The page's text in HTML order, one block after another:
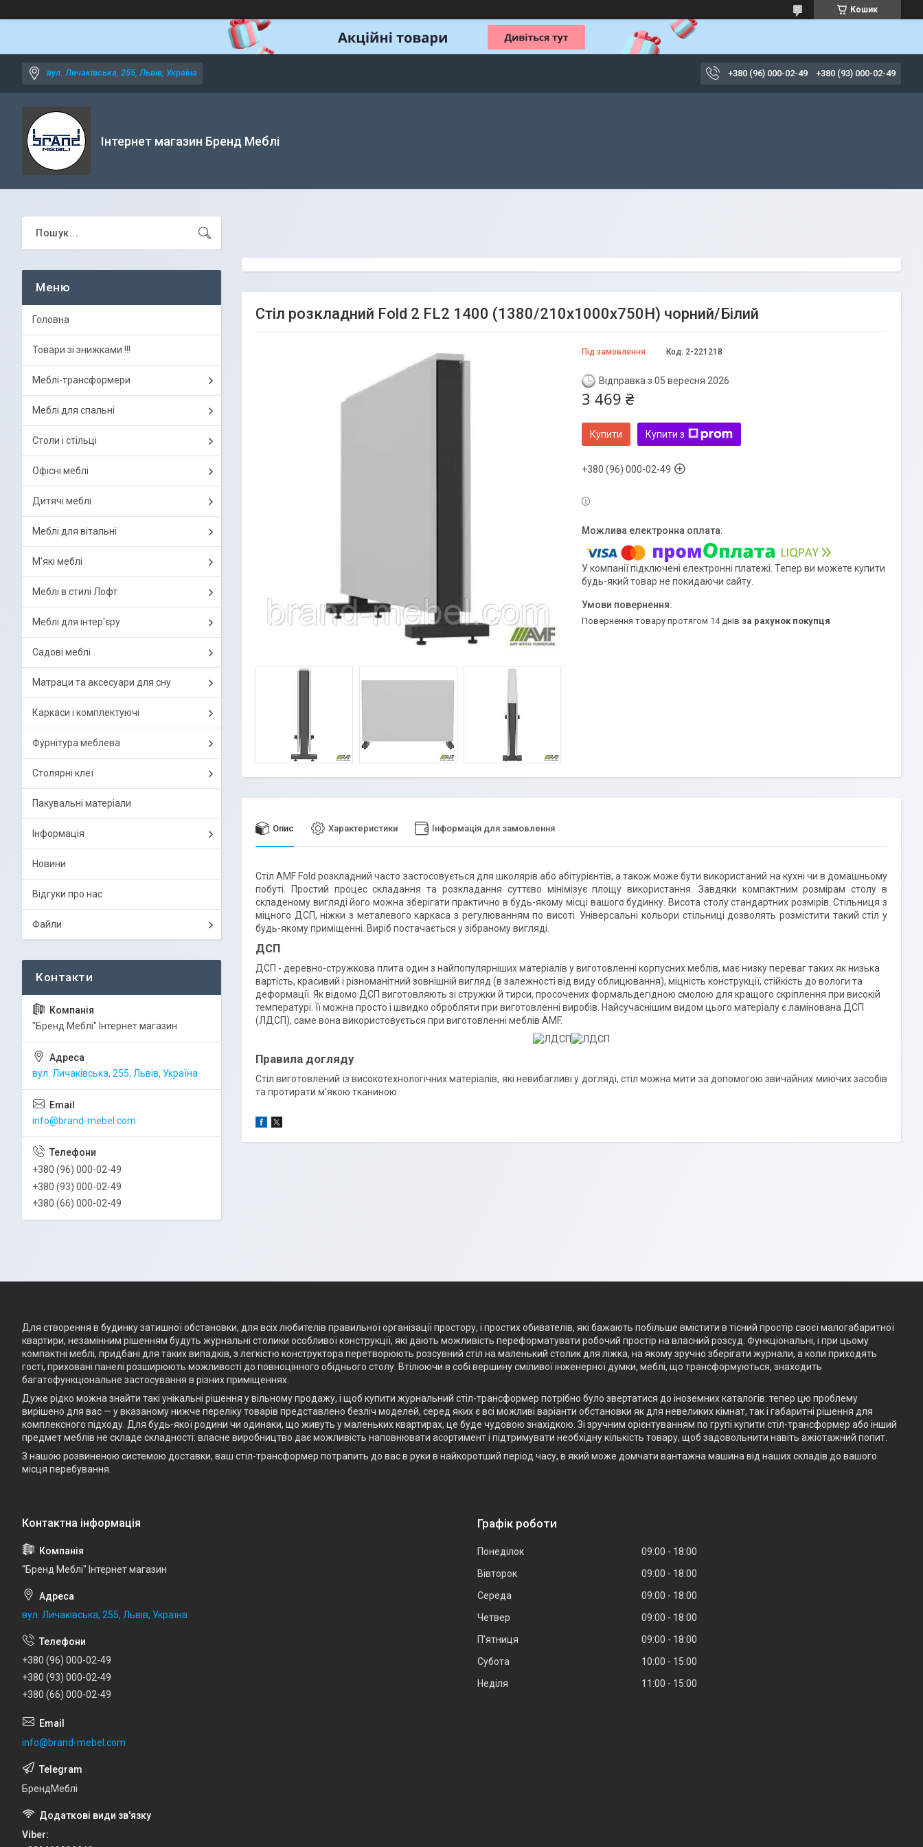
Кошик
вул. Личаківська, 255, Львів, Україна +380 (96) 000-02-49 +380 (93) 000-02-49
Інтернет магазин Бренд Меблі
Стіл розкладний Fold 2 FL2 1400 (1380/210х1000х750Н) чорний/Білий
Під замовлення Код: 2-221218
Відправка з 05 вересня 2026
3 469 ₴
Купити Купити з
+380 (96) 000-02-49
У компанії підключені електронні платежі. Тепер ви можете купити
будь-який товар не покидаючи сайту.
повернення товару протягом 14 днів за рахунок покупця
Опис Характеристики Інформація для замовлення
Стіл AMF Fold розкладний часто застосовується для школярів або абітурієнтів, а також може бути використаний на кухні чи в домашньому
побуті. Простий процес складання та розкладання суттєво мінімізує площу використання. Завдяки компактним розмірам столу в
складеному вигляді його можна зберігати практично в будь-якому місці вашого будинку. Висота столу стандартних розмірів. Стільниця з
міцного ДСП, ніжки з металевого каркаса з регулюванням по висоті. Універсальні кольори стільниці дозволять розмістити такий стіл у
будь-якому приміщенні. Виріб постачається у зібраному вигляді.
ДСП
ДСП - деревно-стружкова плита один з найпопулярніших матеріалів у виготовленні корпусних меблів, має низку переваг таких як низька
вартість, красивий і різноманітний зовнішній вигляд (в залежності від виду облицювання), міцність конструкції, стійкість до вологи та
деформації. Як відомо ДСП виготовляють зі стружки й тирси, просочених формальдегідною смолою для кращого скріплення при високій
температурі. Її можна просто і швидко обробляти при виготовленні виробів. Найсучаснішим видом цього матеріалу є ламінована ДСП
(ЛДСП), саме вона використовується при виготовленні меблів AMF.
Правила догляду
Стіл виготовлений із високотехнологічних матеріалів, які невибагливі у догляді, стіл можна мити за допомогою звичайних миючих засобів
та протирати м'якою тканиною.
Головна
Товари зі знижками !!!
Меблі-трансформери
Меблі для спальні
Столи і стільці
Офісні меблі
Дитячі меблі
Меблі для вітальні
М'які меблі
Меблі в стилі Лофт
Меблі для інтер'єру
Садові меблі
Матраци та аксесуари для сну
Каркаси і комплектуючі
Фурнітура меблева
Столярні клеї
Пакувальні матеріали
Інформація
Новини
Відгуки про нас
Файли
"Бренд Меблі" Інтернет магазин
вул. Личаківська, 255, Львів, Україна
info@brand-mebel.com
+380 (96) 000-02-49
+380 (93) 000-02-49
+380 (66) 000-02-49
Для створення в будинку затишної обстановки, для всіх любителів правильної організації простору, і простих обивателів, які бажають побільше вмістити в тісний простір своєї малогабаритної
квартири, незамінним рішенням будуть журнальні столики особливої конструкції, які дають можливість переформатувати робочий простір на власний розсуд. Функціональні, і при цьому
компактні меблі, придбані для таких випадків, з легкістю конструктора перетворюють розсувний стіл на маленький столик для ліжка, на якому зручно зберігати журнали, а коли приходять
гості, приховані панелі розширюють можливості до повноцінного обіднього столу. Втілюючи в собі вершину сміливої інженерної думки, меблі, що трансформуються, знаходить
багатофункціональне застосування в різних приміщеннях.
Дуже рідко можна знайти такі унікальні рішення у вільному продажу, і щоб купити журнальний стіл-трансформер потрібно було звертатися до іноземних каталогів: тепер цю проблему
вирішено для вас — у вказаному нижче переліку товарів представлено безліч моделей, серед яких є всі можливі варіанти обстановки як для невеликих кімнат, так і габаритні рішення для
комплексного підходу. Для будь-якої родини чи одинаки, що живуть у маленьких квартирах, це буде чудовою знахідкою. Зі зручним орієнтуванням по групі купити стіл-трансформер або інший
предмет меблів не складе складності: власне виробництво дає можливість наповнювати асортимент і підтримувати необхідну кількість товару, щоб задовольнити навіть ажіотажний попит.
З нашою розвиненою системою доставки, ваш стіл-трансформер потрапить до вас в руки в найкоротший період часу, в який може домчати вантажна машина від наших складів до вашого
місця перебування.
"Бренд Меблі" Інтернет магазин
вул. Личаківська, 255, Львів, Україна
+380 (96) 000-02-49
+380 (93) 000-02-49
+380 (66) 000-02-49
info@brand-mebel.com
БрендМеблі
Viber
Графік роботи
Понеділок 09:00
18:00
Вівторок
09:00
18:00
Середа
09:00
18:00
Четвер
09:00
18:00
Пʼятниця
09:00
18:00
Субота
10:00
15:00
Неділя
11:00 15:00